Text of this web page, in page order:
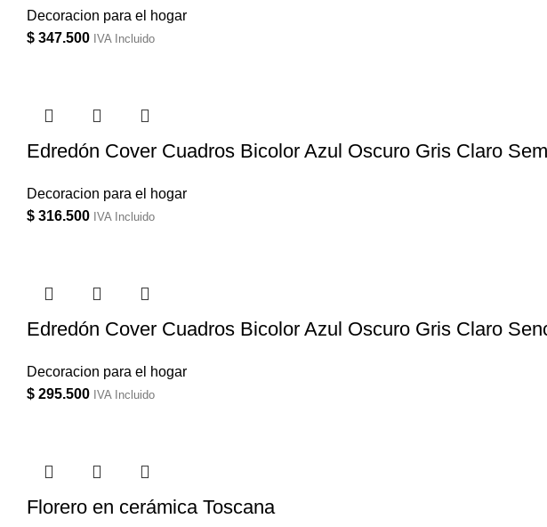
Decoracion para el hogar
$ 347.500 IVA Incluido
Edredón Cover Cuadros Bicolor Azul Oscuro Gris Claro
Decoracion para el hogar
$ 316.500 IVA Incluido
Edredón Cover Cuadros Bicolor Azul Oscuro Gris Claro
Decoracion para el hogar
$ 295.500 IVA Incluido
Florero en cerámica Toscana